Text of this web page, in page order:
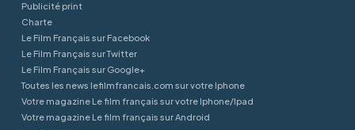
Publicité print
Charte
Le Film Français sur Facebook
Le Film Français sur Twitter
Le Film Français sur Google+
Toutes les news lefilmfrancais.com sur votre Iphone
Votre magazine Le film français sur votre Iphone/Ipad
Votre magazine Le film français sur Android